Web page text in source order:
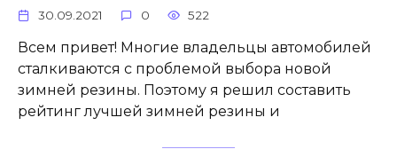
30.09.2021 0 522
Всем привет! Многие владельцы автомобилей
сталкиваются с проблемой выбора новой
зимней резины. Поэтому я решил составить
рейтинг лучшей зимней резины и